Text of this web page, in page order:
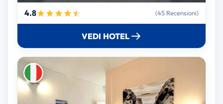
4.8 (45 Recensioni)
VEDI HOTEL